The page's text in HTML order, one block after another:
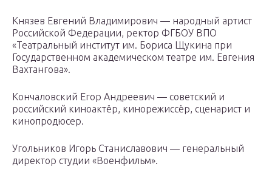
Князев Евгений Владимирович — народный артист
Российской Федерации, ректор ФГБОУ ВПО
«Театральный институт им. Бориса Щукина при
Государственном академическом театре им. Евгения
Вахтангова».
Кончаловский Егор Андреевич — советский и
российский киноактёр, кинорежиссёр, сценарист и
кинопродюсер.
Угольников Игорь Станиславович — генеральный
директор студии «Военфильм».